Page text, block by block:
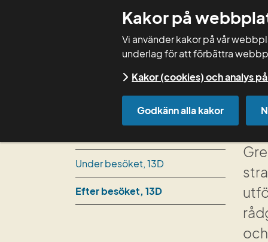
Kakor på
Vi använder kakor på vår
underlag för att förbättra
Kakor (cookies) och analys
Godkänn alla kakor
Under besöket, 13D
Efter besöket, 13D